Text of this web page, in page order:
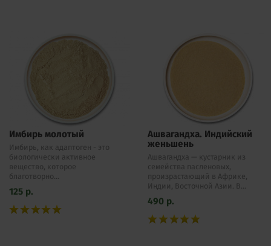
Имбирь молотый
​Имбирь, как адаптоген - это
биологически активное
вещество, которое
благотворно...
125 р.
Ашвагандха. Индийский
женьшень
Ашвагандха — кустарник из
семейства пасленовых,
произрастающий в Африке,
Индии, Восточной Азии. В...
490 р.